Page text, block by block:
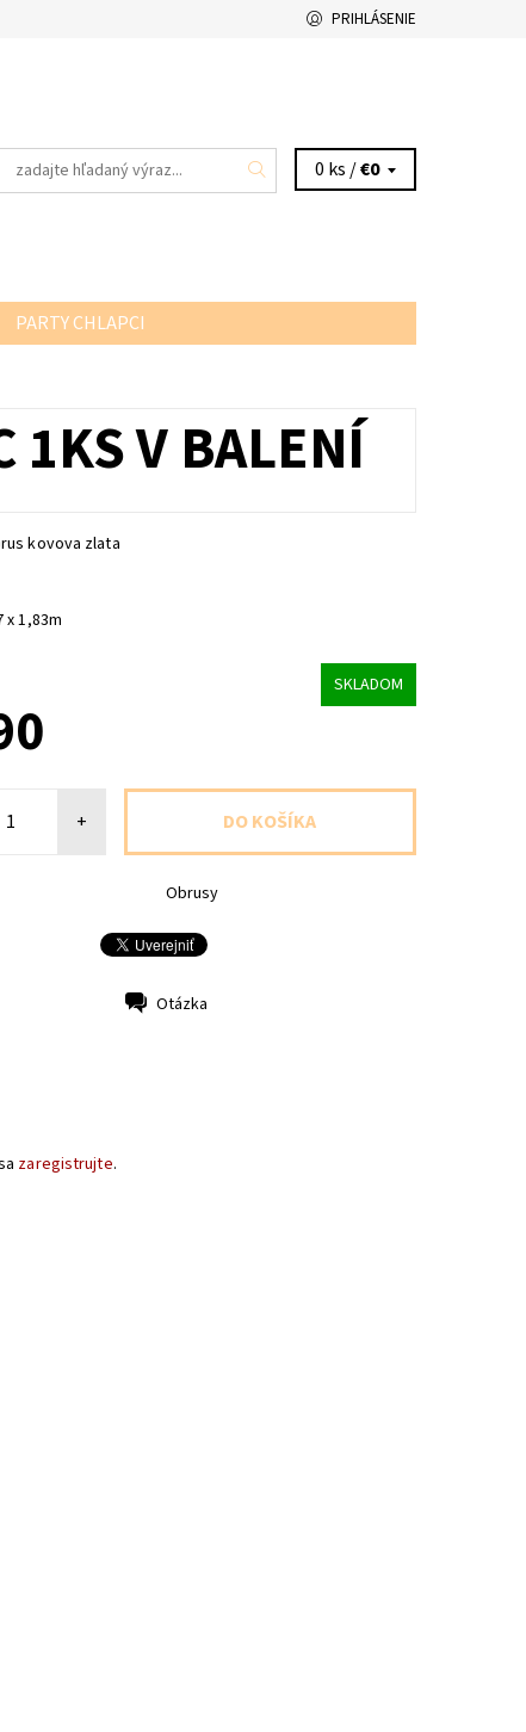
PRIHLÁSENIE
0 ks /€0
PARTY CHLAPCI
1KS V BALENÍ
kovova zlata
1,83m
SKLADOM
+
Obrusy
Otázka
zaregistrujte.